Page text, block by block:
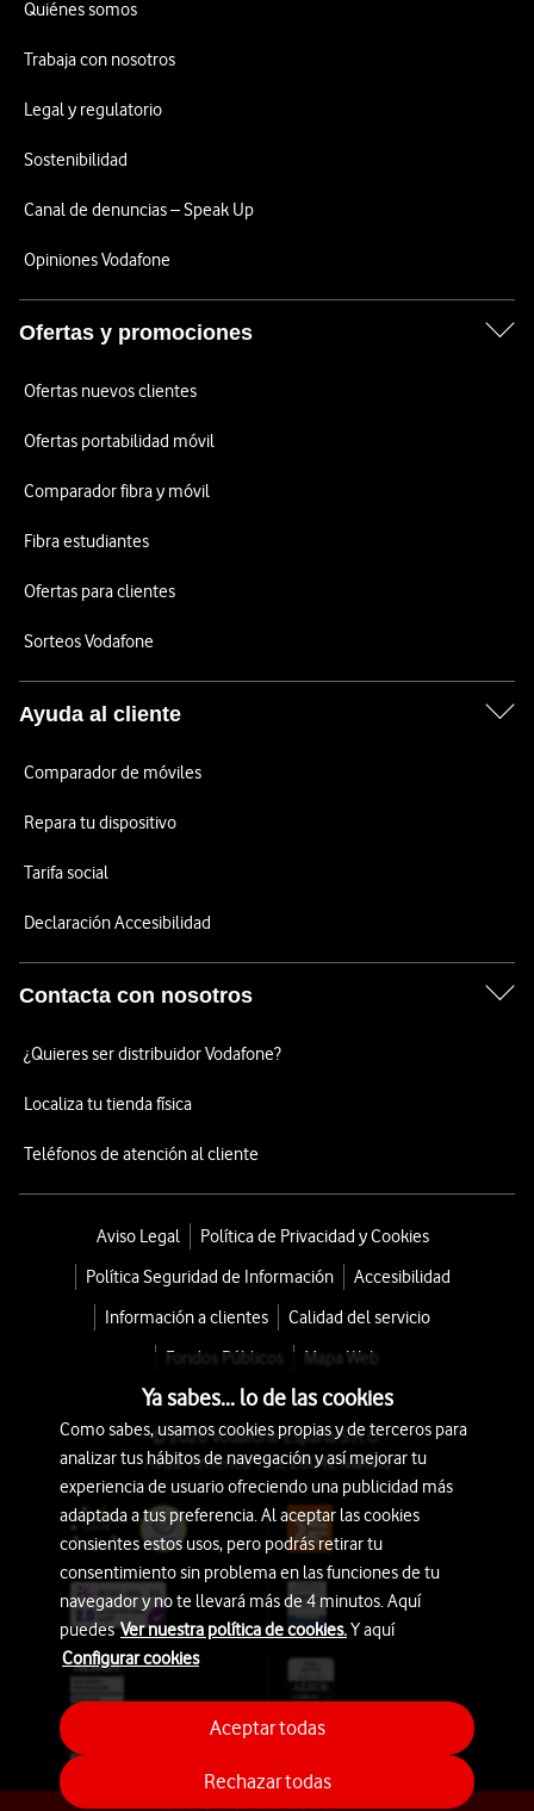
Quiénes somos
Trabaja con nosotros
Legal y regulatorio
Sostenibilidad
Canal de denuncias – Speak Up
Opiniones Vodafone
Ofertas y promociones
Ofertas nuevos clientes
Ofertas portabilidad móvil
Comparador fibra y móvil
Fibra estudiantes
Ofertas para clientes
Sorteos Vodafone
Ayuda al cliente
Comparador de móviles
Repara tu dispositivo
Tarifa social
Declaración Accesibilidad
Contacta con nosotros
¿Quieres ser distribuidor Vodafone?
Localiza tu tienda física
Teléfonos de atención al cliente
Aviso Legal
Política de Privacidad y Cookies
Política Seguridad de Información
Accesibilidad
Información a clientes
Calidad del servicio
Fondos Públicos
Mapa Web
© 2026 Vodafone España S.A.U.
Avda. América 115, 28042 Madrid
Ya sabes... lo de las cookies
Como sabes, usamos cookies propias y de terceros para
analizar tus hábitos de navegación y así mejorar tu
experiencia de usuario ofreciendo una publicidad más
adaptada a tus preferencia. Al aceptar las cookies
consientes estos usos, pero podrás retirar tu
consentimiento sin problema en las funciones de tu
navegador y no te llevará más de 4 minutos. Aquí
puedesVer nuestra política de cookies.Y aquí
Configurar cookies
Rechazar todas
Aceptar todas